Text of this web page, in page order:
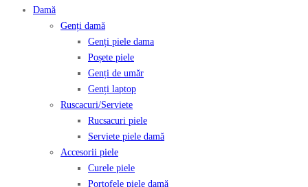
Damă
Genți damă
Genți piele dama
Poșete piele
Genți de umăr
Genți laptop
Ruscacuri/Serviete
Rucsacuri piele
Serviete piele damă
Accesorii piele
Curele piele
Portofele piele damă